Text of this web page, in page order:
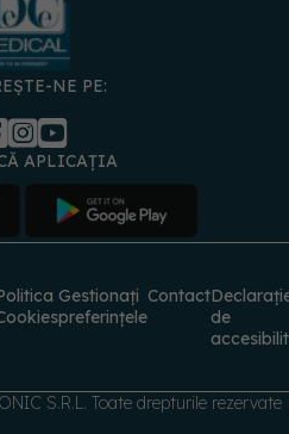
NE PE:
APLICAȚIA
Gestionați
preferințele
Contact
de
S.R.L. Toate drepturile rezervate